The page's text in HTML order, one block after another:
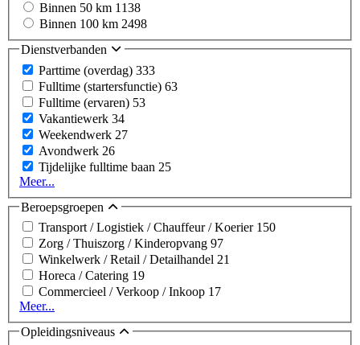
Binnen 50 km 1138
Binnen 100 km 2498
Dienstverbanden
Parttime (overdag) 333
Fulltime (startersfunctie) 63
Fulltime (ervaren) 53
Vakantiewerk 34
Weekendwerk 27
Avondwerk 26
Tijdelijke fulltime baan 25
Meer...
Beroepsgroepen
Transport / Logistiek / Chauffeur / Koerier 150
Zorg / Thuiszorg / Kinderopvang 97
Winkelwerk / Retail / Detailhandel 21
Horeca / Catering 19
Commercieel / Verkoop / Inkoop 17
Meer...
Opleidingsniveaus